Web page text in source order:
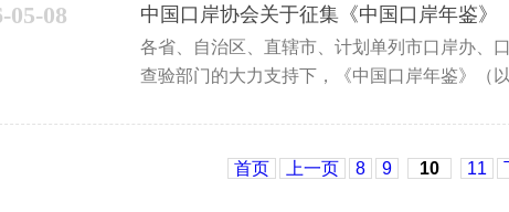
05-08 中国口岸协会关于征集《中国口岸年鉴》
各省、自治区、直辖市、计划单列市口岸办、
查验部门的大力支持下，《中国口岸年鉴》（
首页 上一页 8 9 10 11